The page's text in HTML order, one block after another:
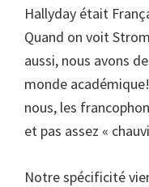
Hallyday était
Quand on voit
aussi, nous avons
monde
nous, les
et pas assez «
Notre spécificité